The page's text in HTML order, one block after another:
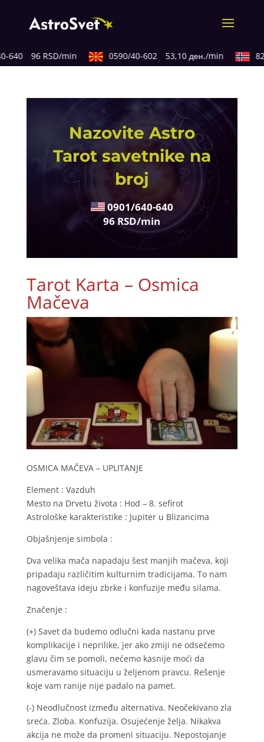
640 96 RSD/min 0590/40-602 53,10 ден./min
Nazovite Astro
Tarot savetnike na
broj
0901/640-640
96 RSD/min
Tarot Karta – Osmica
Mačeva
OSMICA MAČEVA – UPLITANJE
Element : Vazduh
Mesto na Drvetu života : Hod – 8. sefirot
Astrološke karakteristike : Jupiter u Blizancima
Objašnjenje simbola :
Dva velika mača napadaju šest manjih mačeva, koji
pripadaju različitim kulturnim tradicijama. To nam
nagoveštava ideju zbrke i konfuzije među silama.
Značenje :
(+) Savet da budemo odlučni kada nastanu prve
komplikacije i neprilike, jer ako zmiji ne odsečemo
glavu čim se pomoli, nećemo kasnije moći da
usmeravamo situaciju u željenom pravcu. Rešenje
koje vam ranije nije padalo na pamet.
(-) Neodlučnost između alternativa. Neočekivano zla
sreća. Zloba. Konfuzija. Osujećenje želja. Nikakva
akcija ne može da promeni situaciju. Nepostojanje